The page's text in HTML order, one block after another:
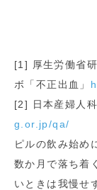
[1] 厚生労働省
ボ「不正出血」
[2] 日本産婦人
g.or.jp/qa/
ピルの飲み始め
数か月で落ち着
いときは我慢せ